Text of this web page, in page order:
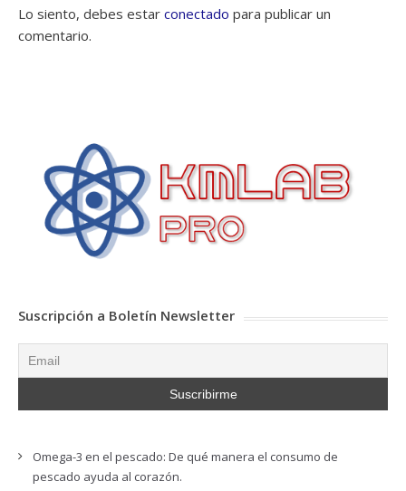
Lo siento, debes estar conectado para publicar un
comentario.
Suscripción a Boletín Newsletter
Omega-3 en el pescado: De qué manera el consumo de
pescado ayuda al corazón.